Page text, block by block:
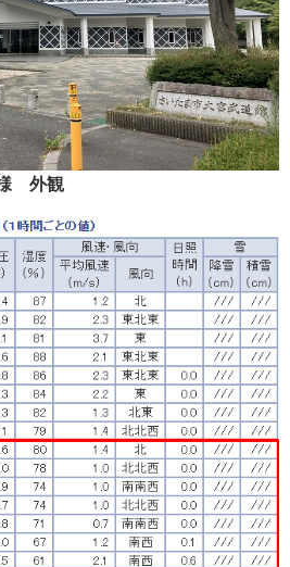
様 外観